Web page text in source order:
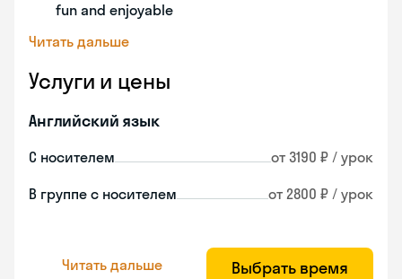
fun and enjoyable
Читать дальше
Услуги и цены
Английский язык
С носителем от 3190 ₽ / урок
В группе с носителем от 2800 ₽ / урок
Читать дальше Выбрать время